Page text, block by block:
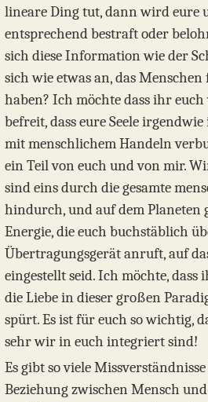
lineare Ding tut, dann wird eure
entsprechend bestraft oder
sich diese Information wie der
sich wie etwas an, das
haben? Ich möchte dass ihr
befreit, dass eure Seele
mit menschlichem Handeln
ein Teil von euch und von mir.
sind eins durch die gesamte
hindurch, und auf dem Planeten
Energie, die euch buchstäblich
Übertragungsgerät anruft, auf
eingestellt seid. Ich möchte,
die Liebe in dieser großen
spürt. Es ist für euch so wichtig,
sehr wir in euch integriert sind!
Es gibt so viele
Beziehung zwischen Mensch